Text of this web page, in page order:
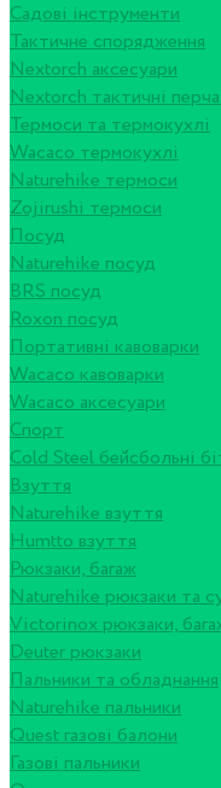
Садові інструменти
Тактичне спорядження
Nextorch аксесуари
Nextorch тактичні
Термоси та термокухлі
Wacaco термокухлі
Naturehike термоси
Zojirushi термоси
Посуд
Naturehike посуд
BRS посуд
Roxon посуд
Портативні кавоварки
Wacaco кавоварки
Wacaco аксесуари
Спорт
Cold Steel бейсбольні
Взуття
Naturehike взуття
Humtto взуття
Рюкзаки, багаж
Naturehike рюкзаки та
Victorinox рюкзаки,
Deuter рюкзаки
Пальники та обладнання
Naturehike пальники
Quest газові балони
Газові пальники